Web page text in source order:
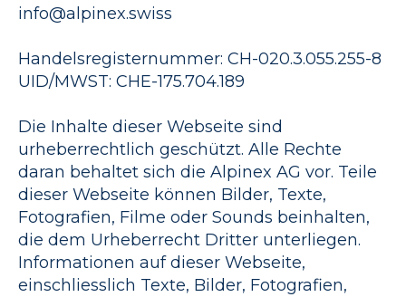
info@alpinex.swiss
Handelsregisternummer: CH-020.3.055.255-8
UID/MWST: CHE-175.704.189
Die Inhalte dieser Webseite sind
urheberrechtlich geschützt. Alle Rechte
daran behaltet sich die Alpinex AG vor. Teile
dieser Webseite können Bilder, Texte,
Fotografien, Filme oder Sounds beinhalten,
die dem Urheberrecht Dritter unterliegen.
Informationen auf dieser Webseite,
einschliesslich Texte, Bilder, Fotografien,